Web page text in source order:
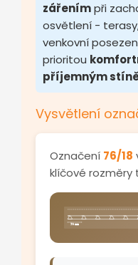
zářenímpři
osvětlení -
venkovní
prioritou
příjemným
Vysvětlení
Označení 76/18
klíčové rozměry
76 mm